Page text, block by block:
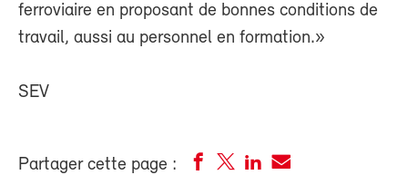
ferroviaire en proposant de bonnes conditions de
travail, aussi au personnel en formation.»
SEV
Partager cette page :